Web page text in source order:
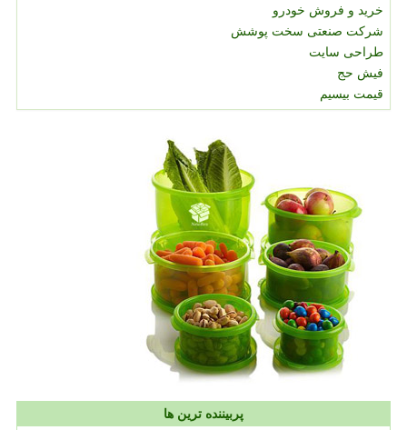
خرید و فروش خودرو
شرکت صنعتی سخت پوشش
طراحی سایت
فیش حج
قیمت بیسیم
پربیننده ترین ها